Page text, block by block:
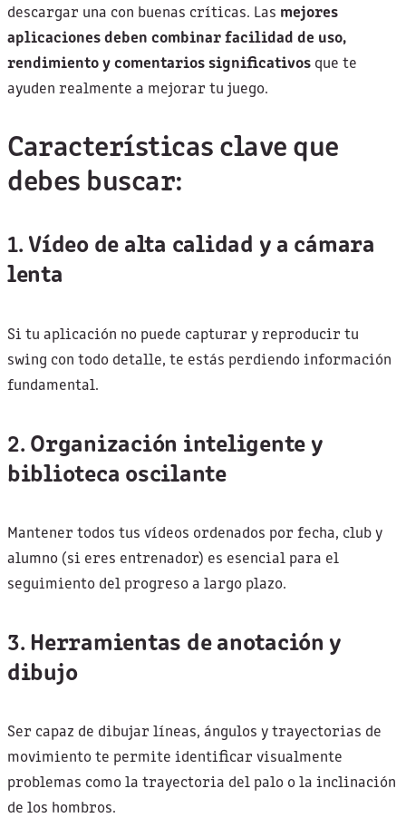
descargar una con buenas críticas. Las mejores
aplicaciones deben combinar facilidad de uso,
rendimiento y comentarios significativos que te
ayuden realmente a mejorar tu juego.
Características clave que
debes buscar:
1. Vídeo de alta calidad y a cámara
lenta
Si tu aplicación no puede capturar y reproducir tu
swing con todo detalle, te estás perdiendo información
fundamental.
2. Organización inteligente y
biblioteca oscilante
Mantener todos tus vídeos ordenados por fecha, club y
alumno (si eres entrenador) es esencial para el
seguimiento del progreso a largo plazo.
3. Herramientas de anotación y
dibujo
Ser capaz de dibujar líneas, ángulos y trayectorias de
movimiento te permite identificar visualmente
problemas como la trayectoria del palo o la inclinación
de los hombros.